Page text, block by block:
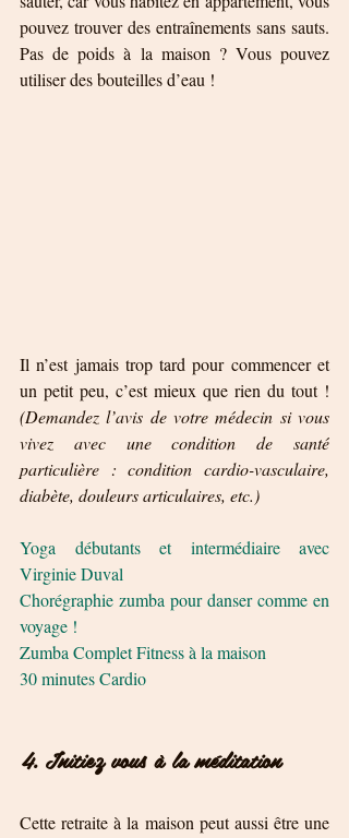
pouvez trouver des entraînements sans sauts.
Pas de poids à la maison ? Vous pouvez
utiliser des bouteilles d’eau !
Il n’est jamais trop tard pour commencer et
(Demandez l’avis de votre médecin si vous
vivez avec une condition de santé
particulière : condition cardio-vasculaire,
diabète, douleurs articulaires, etc.)
Yoga débutants et intermédiaire avec
Virginie Duval
Chorégraphie zumba pour danser comme en
voyage !
Zumba Complet Fitness à la maison
30 minutes Cardio
4. Initiez vous à la méditation
Cette retraite à la maison peut aussi être une